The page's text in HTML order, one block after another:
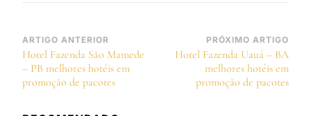
Navegação
de
post
ARTIGO ANTERIOR
Hotel Fazenda São Mamede
– PB melhores hotéis em
promoção de pacotes
PRÓXIMO ARTIGO
Hotel Fazenda Uauá – BA
melhores hotéis em
promoção de pacotes